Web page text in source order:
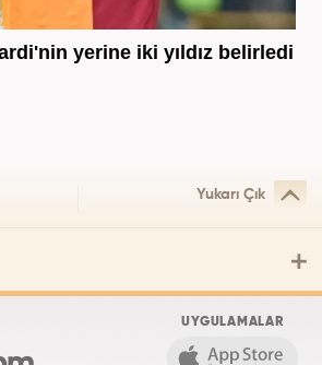
yerine iki yıldız belirledi
Yukarı Çık
UYGULAMALAR